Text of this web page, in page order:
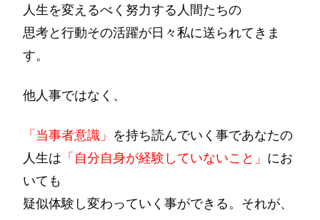
人生を変えるべく努力する人間たちの
思考と行動その活躍が日々私に送られてきま
す。
他人事ではなく、
「当事者意識」 を持ち読んでいく事であなたの
人生は 「自分自身が経験していないこと」 にお
いても
疑似体験し変わっていく事ができる。それが、